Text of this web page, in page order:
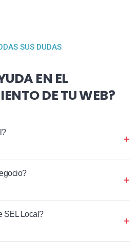
SUS DUDAS
EN EL
DE TU WEB?
SEL Local?